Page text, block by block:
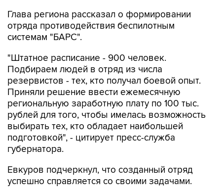
Глава региона рассказал о формировании
отряда противодействия беспилотным
системам "БАРС".
"Штатное расписание - 900 человек.
Подбираем людей в отряд из числа
резервистов - тех, кто получал боевой опыт.
Приняли решение ввести ежемесячную
региональную заработную плату по 100 тыс.
рублей для того, чтобы имелась возможность
выбирать тех, кто обладает наибольшей
подготовкой", - цитирует пресс-служба
губернатора.
Евкуров подчеркнул, что созданный отряд
успешно справляется со своими задачами.